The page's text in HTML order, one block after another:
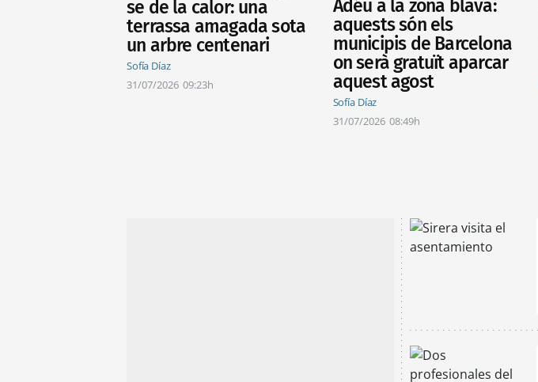
se de la calor: una
terrassa amagada sota
un arbre centenari
Sofía Díaz
31/07/2026 09:23h
Adéu a la zona blava:
aquests són els
municipis de Barcelona
on serà gratuït aparcar
aquest agost
Sofía Díaz
31/07/2026 08:49h